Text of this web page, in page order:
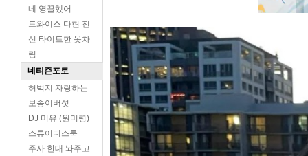
네 영끌했어
트와이스 다현 전
신 타이트한 옷차
림
네티즌포토
허벅지 자랑하는
보송이버섯
DJ 미유 (원미령)
스튜어디스룩
주사 한대 놔주고